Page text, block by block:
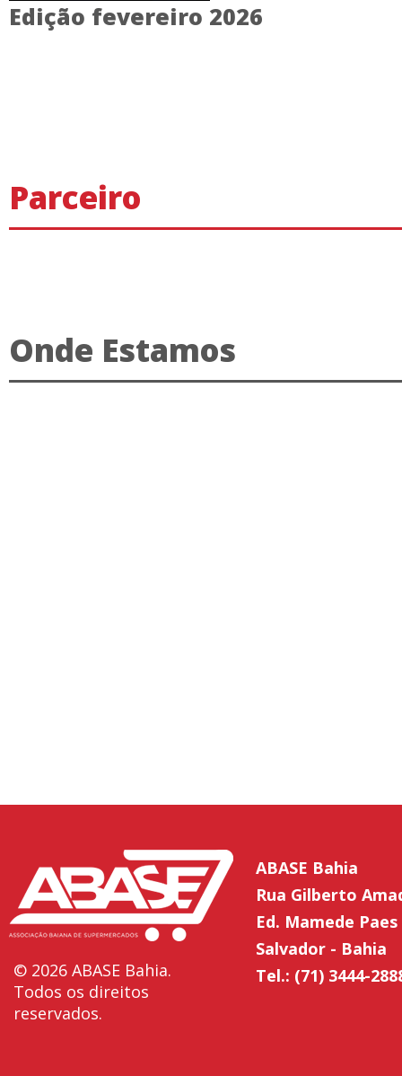
Edição fevereiro 2026
Parceiro
Onde Estamos
© 2026 ABASE Bahia.
Todos os direitos
reservados.
ABASE Bahia
Rua Gilberto
Ed. Mamede
Salvador - Bahia
Tel.: (71) 3444-